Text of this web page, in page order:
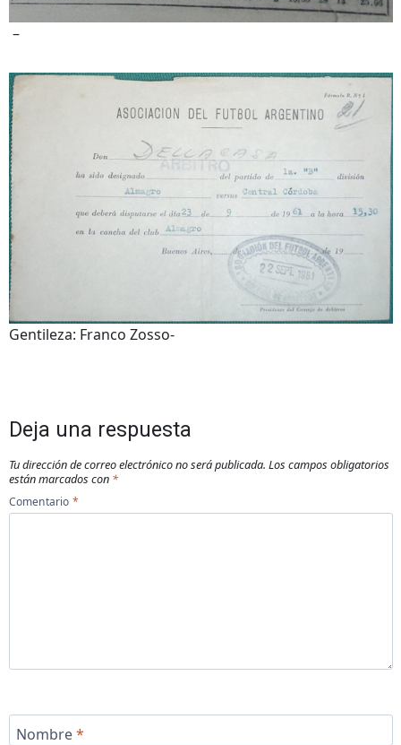
–
Gentileza: Franco Zosso-
Deja una respuesta
Tu dirección de correo electrónico no será publicada. Los campos obligatorios
están marcados con *
Comentario *
Nombre*